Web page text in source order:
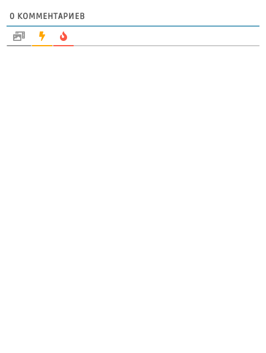
0 КОММЕНТАРИЕВ